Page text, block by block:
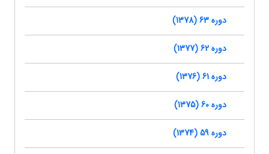
دوره 63 (1378)
دوره 62 (1377)
دوره 61 (1376)
دوره 60 (1375)
دوره 59 (1374)